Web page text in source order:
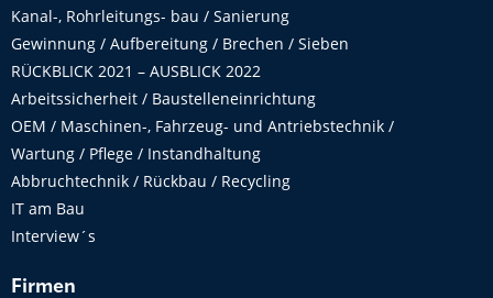
Kanal-, Rohrleitungs- bau / Sanierung
Gewinnung / Aufbereitung / Brechen / Sieben
RÜCKBLICK 2021 – AUSBLICK 2022
Arbeitssicherheit / Baustelleneinrichtung
OEM / Maschinen-, Fahrzeug- und Antriebstechnik /
Wartung / Pflege / Instandhaltung
Abbruchtechnik / Rückbau / Recycling
IT am Bau
Interview´s
Firmen